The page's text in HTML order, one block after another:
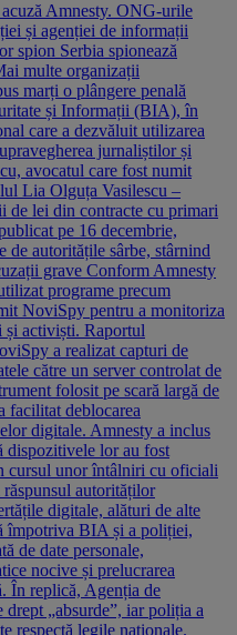
Amnesty. ONG-urile
și agenției de informații
spion Serbia spionează
multe organizații
marți o plângere penală
și Informații (BIA), în
care a dezvăluit utilizarea
jurnaliștilor și
avocatul care fost numit
Lia Olguța Vasilescu –
de lei din contracte cu primari
pe 16 decembrie,
de autoritățile sârbe, stârnind
grave Conform Amnesty
programe precum
NoviSpy pentru a monitoriza
și activiști. Raportul
a realizat capturi de
către un server controlat de
folosit pe scară largă de
facilitat deblocarea
digitale. Amnesty a inclus
dispozitivele lor au fost
cursul unor întâlniri cu oficiali
răspunsul autorităților
digitale, alături de alte
împotriva BIA și a poliției,
de date personale,
nocive și prelucrarea
În replică, Agenția de
„absurde”, iar poliția a
respectă legile naționale.